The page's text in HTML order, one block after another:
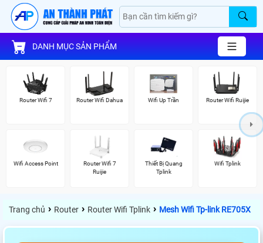
DANH MỤC SẢN PHẨM
Router Wifi 7 Router Wifi Dahua Wifi Up Trần Router Wifi Ruijie
Wifi Access Point
Router Wifi 7
Ruijie
Thiết Bị Quang
Tplink
Wifi Tplink
Trang chủ › Router › Router Wifi Tplink › Mesh Wifi Tp-link RE705X